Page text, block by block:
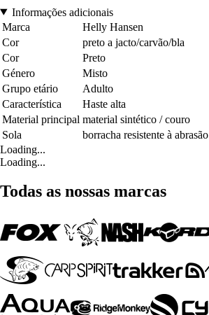
Informações adicionais
Marca
Helly Hansen
Cor
preto a jacto/carvão/bla
Cor
Preto
Género
Misto
Grupo etário
Adulto
Característica
Haste alta
Material principal material sintético / couro
Sola
borracha resistente à abrasão
Loading...
Loading...
Todas as nossas marcas